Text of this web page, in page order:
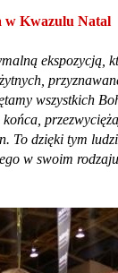
w Kwazulu Natal
ekspozycją,
wszystkich
To dzięki tym
w swoim